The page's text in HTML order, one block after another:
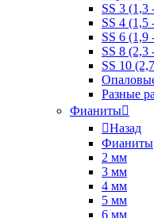
SS 3 (1,3
SS 4 (1,5
SS 6 (1,9
SS 8 (2,3
SS 10
Разные
Фианиты
Назад
Фианиты
2 мм
3 мм
4 мм
5 мм
6 мм